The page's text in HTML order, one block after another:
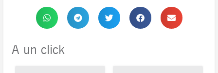
A un click